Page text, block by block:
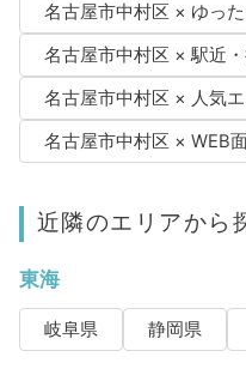
名古屋市中村区 × ゆっ
名古屋市中村区 × 駅近
名古屋市中村区 × 人気
名古屋市中村区 × WEB
近隣のエリアから
東海
岐阜県 静岡県